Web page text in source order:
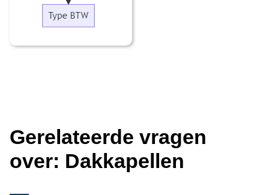
Gerelateerde vragen
over: Dakkapellen